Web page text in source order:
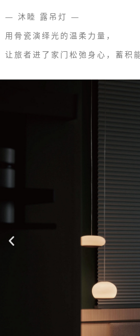
— 沐睦 露吊灯 —
用骨瓷演绎光的温柔力量，
让旅者进了家门松弛身心，蓄积